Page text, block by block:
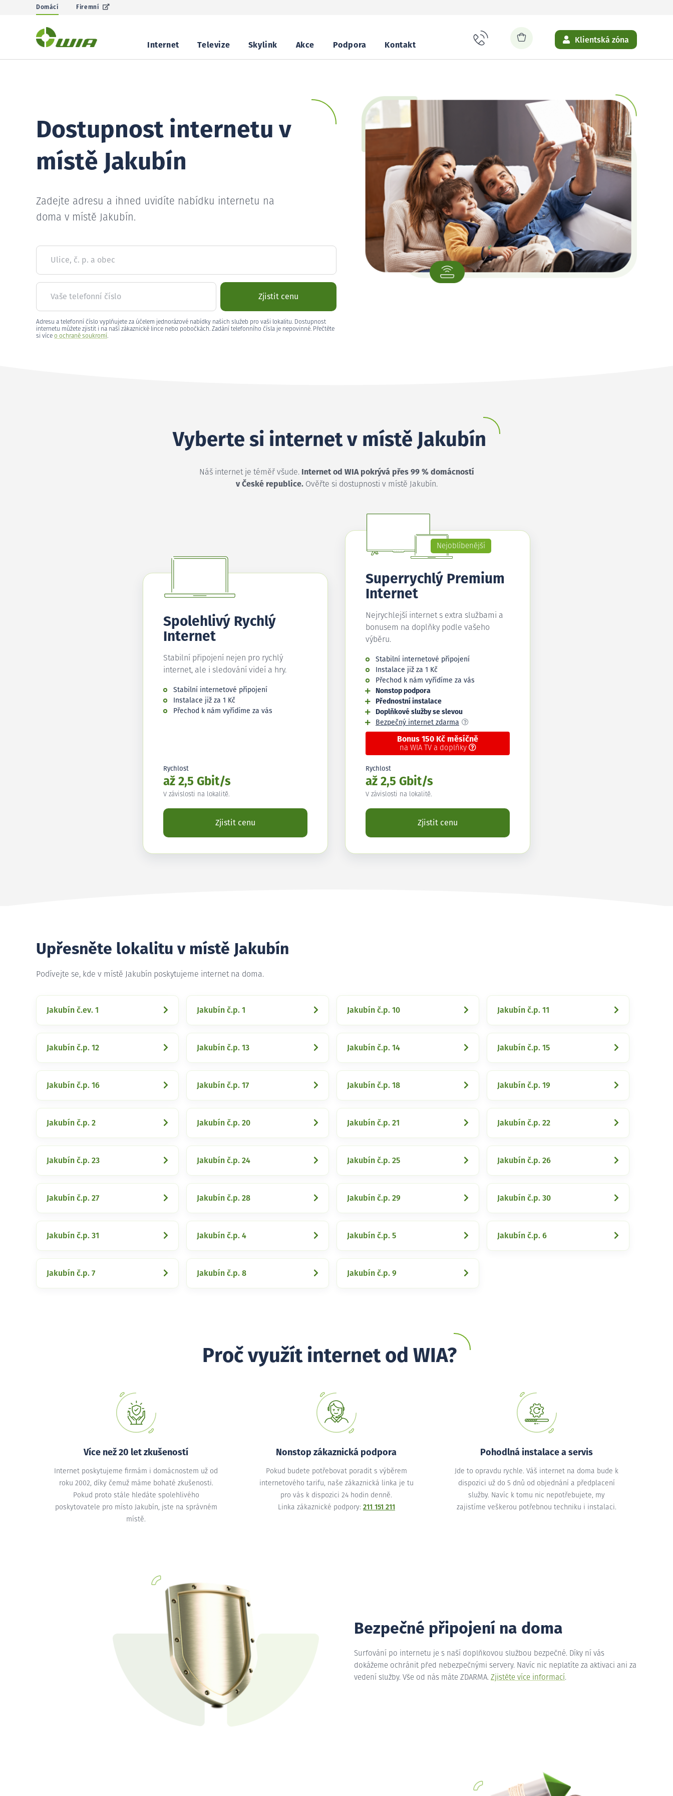
Domácí Firemní
Internet Televize Skylink Akce Podpora Kontakt
Klientská zóna
Dostupnost internetu v
místě Jakubín
Zadejte adresu a ihned uvidíte nabídku internetu na
doma v místě Jakubín.
Ulice, č. p. a obec
Vaše telefonní číslo Zjistit cenu
Adresu a telefonní číslo vyplňujete za účelem jednorázové nabídky našich služeb pro vaši lokalitu. Dostupnost
internetu můžete zjistit i na naší zákaznické lince nebo pobočkách. Zadání telefonního čísla je nepovinné. Přečtěte
si více o ochraně soukromí.
Vyberte si internet v místě Jakubín
Náš internet je téměř všude.
Internet od WIA pokrývá přes 99 % domácností
v České republice.Ověřte si dostupnosti v místě Jakubín.
Spolehlivý Rychlý
Internet
Stabilní připojení nejen pro rychlý
internet, ale i sledování videí a hry.
Stabilní internetové připojení
Instalace již za 1 Kč
Přechod k nám vyřídíme za vás
Rychlost
až 2,5 Gbit/s
V závislosti na lokalitě.
Zjistit cenu
Nejoblíbenější
Superrychlý Premium
Internet
Nejrychlejší internet s extra službami a
bonusem na doplňky podle vašeho
výběru.
Stabilní internetové připojení
Instalace již za 1 Kč
Přechod k nám vyřídíme za vás
Nonstop podpora
Přednostní instalace
Doplňkové služby se slevou
Bezpečný internet zdarma
Bonus 150 Kč měsíčně
na WIA TV a doplňky
Rychlost
až 2,5 Gbit/s
V závislosti na lokalitě.
Zjistit cenu
Upřesněte lokalitu v místě Jakubín
Podívejte se, kde v místě Jakubín poskytujeme internet na doma.
Jakubín č.ev. 1 Jakubín č.p. 1 Jakubín č.p. 10 Jakubín č.p. 11
Jakubín č.p. 12 Jakubín č.p. 13 Jakubín č.p. 14 Jakubín č.p. 15
Jakubín č.p. 16 Jakubín č.p. 17 Jakubín č.p. 18 Jakubín č.p. 19
Jakubín č.p. 2 Jakubín č.p. 20 Jakubín č.p. 21 Jakubín č.p. 22
Jakubín č.p. 23 Jakubín č.p. 24 Jakubín č.p. 25 Jakubín č.p. 26
Jakubín č.p. 27 Jakubín č.p. 28 Jakubín č.p. 29 Jakubín č.p. 30
Jakubín č.p. 31 Jakubín č.p. 4 Jakubín č.p. 5 Jakubín č.p. 6
Jakubín č.p. 7 Jakubín č.p. 8 Jakubín č.p. 9
Proč využít internet od WIA?
Více než 20 let zkušeností
Internet poskytujeme firmám i domácnostem už od
roku 2002, díky čemuž máme bohaté zkušenosti.
Pokud proto stále hledáte spolehlivého
poskytovatele pro místo Jakubín, jste na správném
místě.
Nonstop zákaznická podpora
Pokud budete potřebovat poradit s výběrem
internetového tarifu, naše zákaznická linka je tu
pro vás k dispozici 24 hodin denně.
Linka zákaznické podpory: 211 151 211
Pohodlná instalace a servis
Jde to opravdu rychle. Váš internet na doma bude k
dispozici už do 5 dnů od objednání a předplacení
služby. Navíc k tomu nic nepotřebujete, my
zajistíme veškerou potřebnou techniku i instalaci.
Bezpečné připojení na doma
Surfování po internetu je s naší doplňkovou službou bezpečné. Díky ní vás
dokážeme ochránit před nebezpečnými servery. Navíc nic neplatíte za aktivaci ani za
vedení služby. Vše od nás máte ZDARMA. Zjistěte více informací.